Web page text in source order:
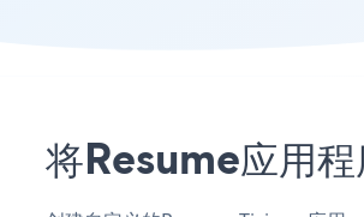
将Resume应用